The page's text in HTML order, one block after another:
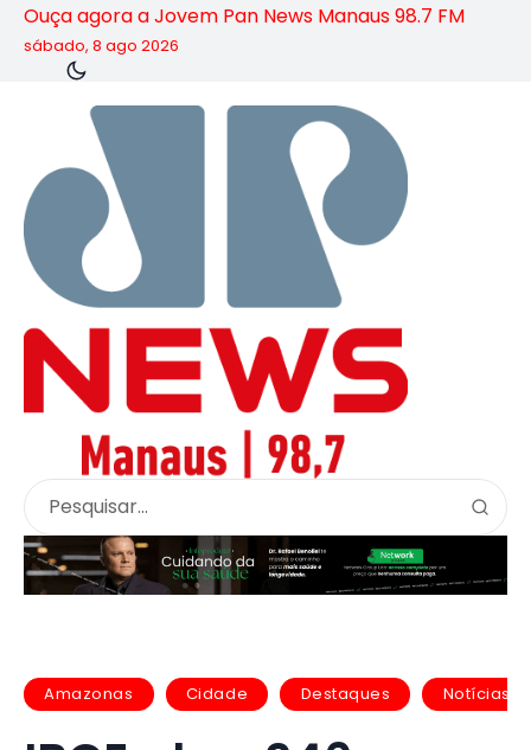
Ouça agora a Jovem Pan News Manaus 98.7 FM
sábado, 8 ago 2026
Amazonas Cidade Destaques Notícias